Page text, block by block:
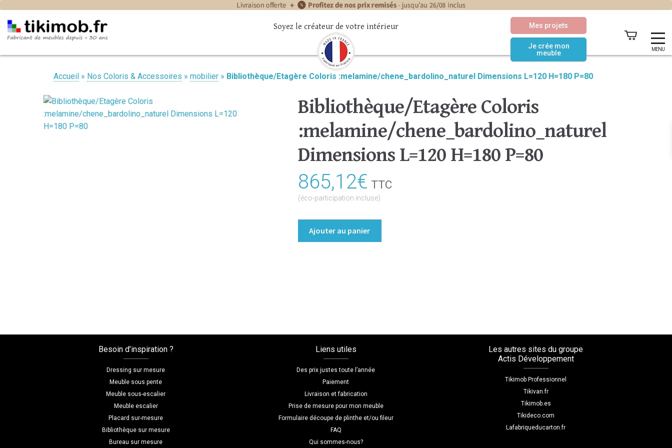
MENU
Mes projets
Je crée mon
meuble
Soyez le créateur de votre intérieur
Accueil » Nos Coloris & Accessoires » mobilier » Bibliothèque/Etagère Coloris :melamine/chene_bardolino_naturel Dimensions L=120 H=180 P=80
Bibliothèque/Etagère Coloris
:melamine/chene_bardolino_naturel
Dimensions L=120 H=180 P=80
865,12€ TTC
(éco-participation incluse)
Ajouter au panier
Besoin d’inspiration ?
Dressing sur mesure
Meuble sous pente
Meuble sous-escalier
Meuble escalier
Placard sur-mesure
Bibliothèque sur mesure
Bureau sur mesure
Liens utiles
Des prix justes toute l’année
Paiement
Livraison et fabrication
Prise de mesure pour mon meuble
Formulaire découpe de plinthe et/ou fileur
FAQ
Qui sommes-nous?
Les autres sites du groupe
Actis Développement
Tikimob Professionnel
Tikivan.fr
Tikimob.es
Tikideco.com
Lafabriqueducarton.fr